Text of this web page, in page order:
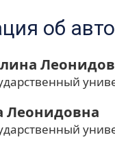
об
Леонидовна